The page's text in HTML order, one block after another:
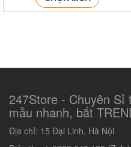
247Store - Chuyên
mẫu nhanh, bắt
Địa chỉ: 15 Đại Linh, Hà Nội